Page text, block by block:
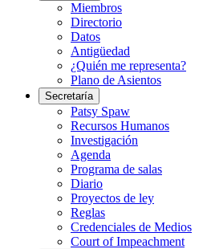
Miembros
Directorio
Datos
Antigüedad
¿Quién me representa?
Plano de Asientos
Secretaría
Patsy Spaw
Recursos Humanos
Investigación
Agenda
Programa de salas
Diario
Proyectos de ley
Reglas
Credenciales de Medios
Court of Impeachment